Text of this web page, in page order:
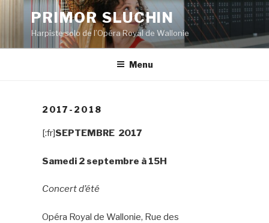
contenu
principal
PRIMOR SLUCHIN
Harpiste solo de l’Opéra Royal de Wallonie
Menu
2017-2018
[:fr]SEPTEMBRE 2017
Samedi 2 septembre à 15H
Concert d’été
Opéra Royal de Wallonie, Rue des